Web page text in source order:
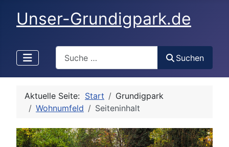
Unser-Grundigpark.de
Suchen
Aktuelle Seite: Start
Grundigpark
Wohnumfeld
Seiteninhalt